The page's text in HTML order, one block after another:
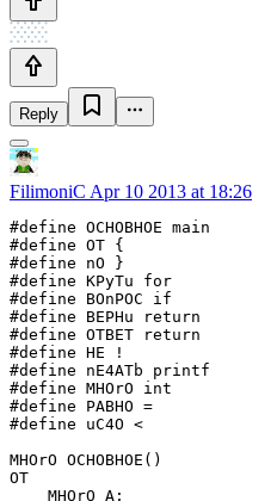
Reply
FilimoniC Apr 10 2013 at 18:26
#define OCHOBHOE main
#define OT {
#define nO }
#define KPyTu for
#define BOnPOC if
#define BEPHu return
#define OTBET return
#define HE !
#define nE4ATb printf
#define MHOrO int
#define PABHO =
#define uC4O <
MHOrO OCHOBHOE()
OT
    MHOrO A;